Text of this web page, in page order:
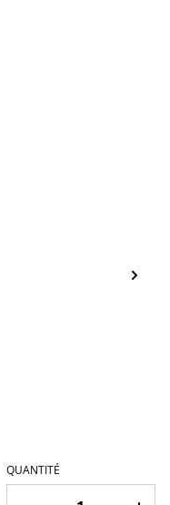
QUANTITÉ